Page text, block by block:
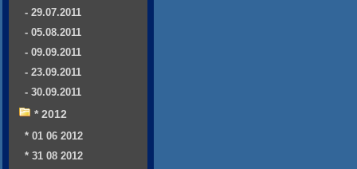
- 29.07.2011
- 05.08.2011
- 09.09.2011
- 23.09.2011
- 30.09.2011
* 2012
* 01 06 2012
* 31 08 2012